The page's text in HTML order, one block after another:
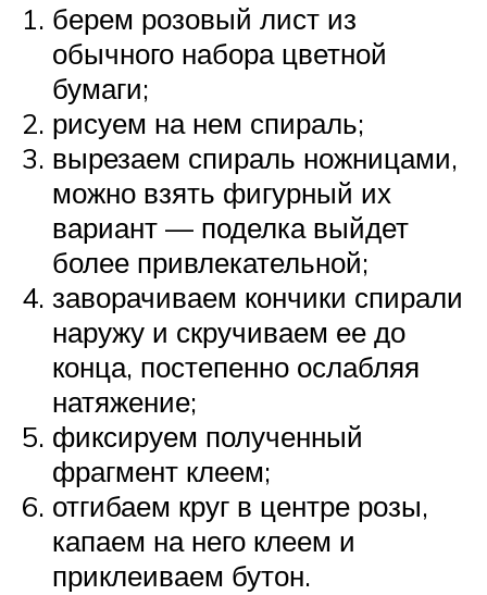
берем розовый лист из
обычного набора цветной
бумаги;
рисуем на нем спираль;
вырезаем спираль ножницами,
можно взять фигурный их
вариант — поделка выйдет
более привлекательной;
заворачиваем кончики спирали
наружу и скручиваем ее до
конца, постепенно ослабляя
натяжение;
фиксируем полученный
фрагмент клеем;
отгибаем круг в центре розы,
капаем на него клеем и
приклеиваем бутон.